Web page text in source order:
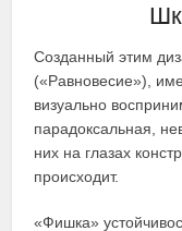
Созданный этим
(«Равновесие»),
визуально
парадоксальная,
них на глазах
происходит.
«Фишка»